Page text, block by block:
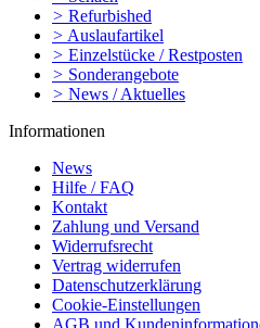
> Refurbished
> Auslaufartikel
> Einzelstücke / Restposten
> Sonderangebote
> News / Aktuelles
Informationen
News
Hilfe / FAQ
Kontakt
Zahlung und Versand
Widerrufsrecht
Vertrag widerrufen
Datenschutzerklärung
Cookie-Einstellungen
AGB und